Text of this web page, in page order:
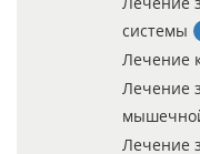
системы
Лечение
Лечение
Лечение